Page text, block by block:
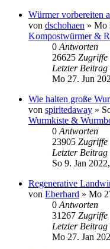
Würmer vorbereiten
von dschohaen » Mo
Kompostwürmer &
0 Antworten
26625 Zugriffe
Letzter Beitrag
Mo 27. Jun
Wie halten große
von spiritedaway »
Wurmkiste &
0 Antworten
23905 Zugriffe
Letzter Beitrag
So 9. Jan
Regenerative
von Eberhard » Mo
0 Antworten
31267 Zugriffe
Letzter Beitrag
Mo 27. Jan